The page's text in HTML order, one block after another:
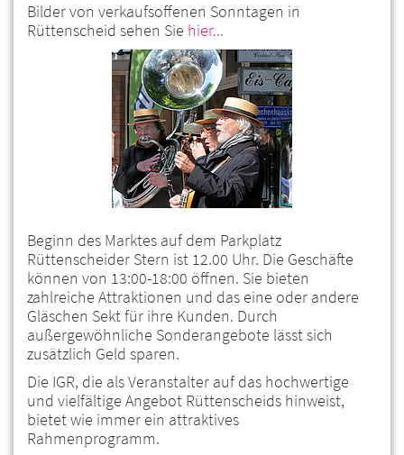
Bilder von verkaufsoffenen Sonntagen in
Rüttenscheid sehen Sie hier...
Beginn des Marktes auf dem Parkplatz
Rüttenscheider Stern ist 12.00 Uhr. Die Geschäfte
können von 13:00-18:00 öffnen. Sie bieten
zahlreiche Attraktionen und das eine oder andere
Gläschen Sekt für ihre Kunden. Durch
außergewöhnliche Sonderangebote lässt sich
zusätzlich Geld sparen.
Die IGR, die als Veranstalter auf das hochwertige
und vielfältige Angebot Rüttenscheids hinweist,
bietet wie immer ein attraktives
Rahmenprogramm.